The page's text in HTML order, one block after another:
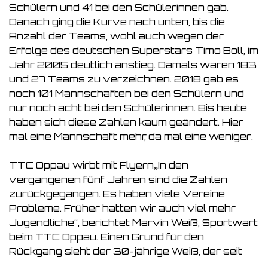
Schülern und 41 bei den Schülerinnen gab.
Danach ging die Kurve nach unten, bis die
Anzahl der Teams, wohl auch wegen der
Erfolge des deutschen Superstars Timo Boll, im
Jahr 2005 deutlich anstieg. Damals waren 183
und 27 Teams zu verzeichnen. 2018 gab es
noch 101 Mannschaften bei den Schülern und
nur noch acht bei den Schülerinnen. Bis heute
haben sich diese Zahlen kaum geändert. Hier
mal eine Mannschaft mehr, da mal eine weniger.
TTC Oppau wirbt mit Flyern„In den
vergangenen fünf Jahren sind die Zahlen
zurückgegangen. Es haben viele Vereine
Probleme. Früher hatten wir auch viel mehr
Jugendliche“, berichtet Marvin Weiß, Sportwart
beim TTC Oppau. Einen Grund für den
Rückgang sieht der 30-jährige Weiß, der seit